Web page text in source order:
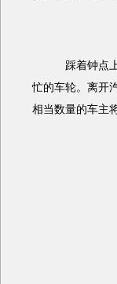
踩着钟点上下
忙的车轮。离开
相当数量的车主